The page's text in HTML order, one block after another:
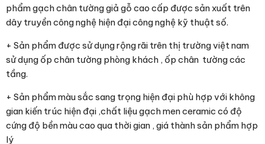
phẩm gạch chân tường giả gỗ cao cấp được sản xuất trên
dây truyền công nghệ hiện đại công nghệ kỹ thuật số.
+ Sản phẩm được sử dụng rộng rãi trên thị trường việt nam
sử dụng ốp chân tường phòng khách , ốp chân tường các
tầng.
+ Sản phẩm màu sắc sang trọng hiện đại phù hợp với không
gian kiến trúc hiện đại ,chất liệu gạch men ceramic có độ
cứng độ bền màu cao qua thời gian , giá thành sản phẩm hợp
lý